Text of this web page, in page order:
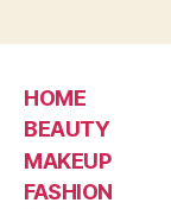
HOME
BEAUTY
MAKEUP
FASHION